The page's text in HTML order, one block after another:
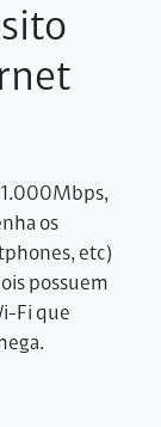
1.000Mbps,
os
etc)
possuem
Fi que